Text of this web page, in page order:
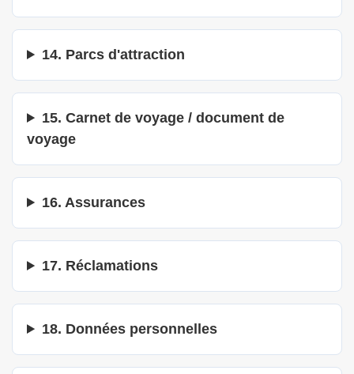
14. Parcs d'attraction
15. Carnet de voyage / document de
voyage
16. Assurances
17. Réclamations
18. Données personnelles